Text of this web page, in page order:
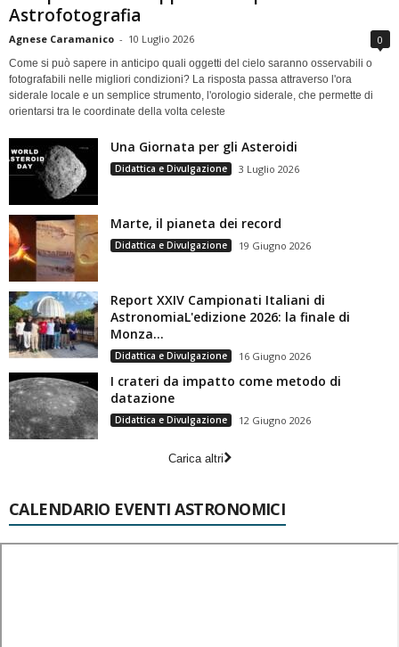
Astrofotografia
Agnese Caramanico - 10 Luglio 2026 0
Come si può sapere in anticipo quali oggetti del cielo saranno osservabili o
fotografabili nelle migliori condizioni? La risposta passa attraverso l'ora
siderale locale e un semplice strumento, l'orologio siderale, che permette di
orientarsi tra le coordinate della volta celeste
Una Giornata per gli Asteroidi
Didattica e Divulgazione 3 Luglio 2026
Marte, il pianeta dei record
Didattica e Divulgazione 19 Giugno 2026
Report XXIV Campionati Italiani di
AstronomiaL'edizione 2026: la finale di
Monza...
Didattica e Divulgazione 16 Giugno 2026
I crateri da impatto come metodo di
datazione
Didattica e Divulgazione 12 Giugno 2026
Carica altri
CALENDARIO EVENTI ASTRONOMICI